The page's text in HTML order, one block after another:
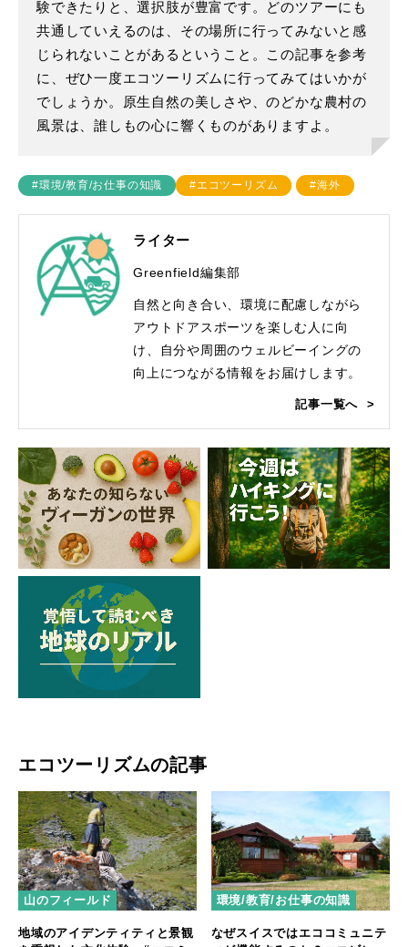
験できたりと、選択肢が豊富です。どのツアーにも
共通していえるのは、その場所に行ってみないと感
じられないことがあるということ。この記事を参考
に、ぜひ一度エコツーリズムに行ってみてはいかが
でしょうか。原生自然の美しさや、のどかな農村の
風景は、誰しもの心に響くものがありますよ。
#環境/教育/お仕事の知識 #エコツーリズム #海外
ライター
Greenfield編集部
自然と向き合い、環境に配慮しながら
アウトドアスポーツを楽しむ人に向
け、自分や周囲のウェルビーイングの
向上につながる情報をお届けします。
記事一覧へ
エコツーリズムの記事
山のフィールド
地域のアイデンティティと景観
環境/教育/お仕事の知識
なぜスイスではエココミュニテ